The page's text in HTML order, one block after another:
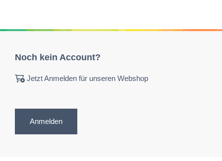
Noch kein Account?
Jetzt Anmelden für unseren Webshop
Anmelden